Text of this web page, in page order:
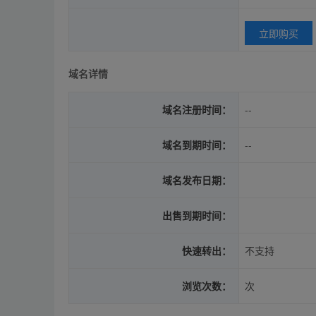
立即购买
域名详情
域名注册时间： --
域名到期时间： --
域名发布日期：
出售到期时间：
快速转出： 不支持
浏览次数： 次